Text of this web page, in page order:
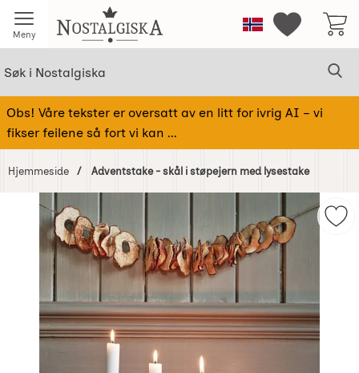
Meny Startsiden for NostalgiskaNorge Mine
Obs! Våre tekster er oversatt av en litt for ivrig AI – vi
fikser feilene så fort vi kan ...
Hjemmeside Adventstake - skål i støpejern med lysestake